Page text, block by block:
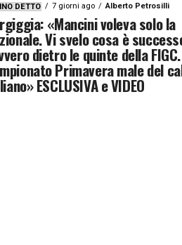
DETTO 7 giorni ago Alberto Petrosilli
«Mancini voleva solo la
Vi svelo cosa è
dietro le quinte della FIGC.
Primavera male del
ESCLUSIVA e VIDEO